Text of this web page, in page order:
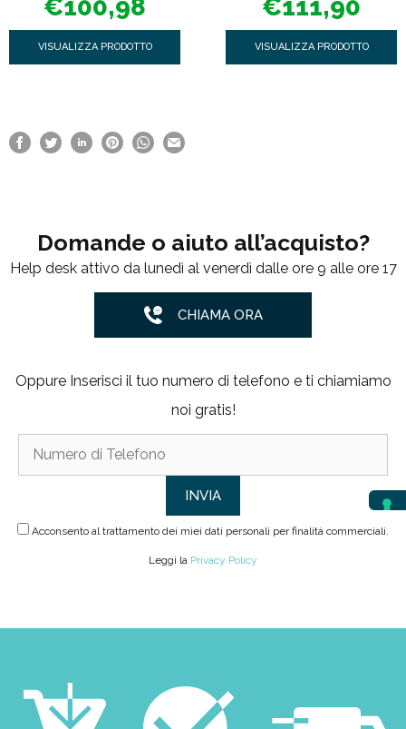
s
€100,98
VISUALIZZA PRODOTTO
s
€111,90
VISUALIZZA PRODOTTO
Domande o aiuto all’acquisto?
Help desk attivo da lunedì al venerdì dalle ore 9 alle ore 17
CHIAMA ORA
Oppure Inserisci il tuo numero di telefono e ti chiamiamo
noi gratis!
Acconsento al trattamento dei miei dati personali per finalità commerciali.
Leggi la Privacy Policy